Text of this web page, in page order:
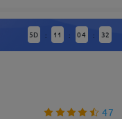
5D : 11 : 04 : 32
47